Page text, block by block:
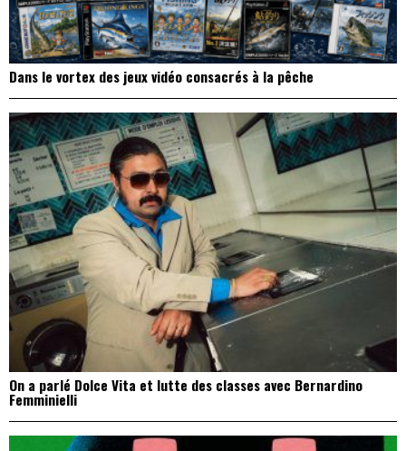
Dans le vortex des jeux vidéo consacrés à la pêche
On a parlé Dolce Vita et lutte des classes avec Bernardino
Femminielli